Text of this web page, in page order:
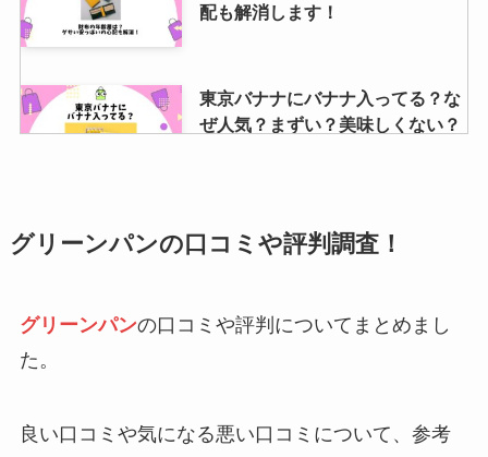
配も解消します！
東京バナナにバナナ入ってる？な
ぜ人気？まずい？美味しくない？
みそきんはなぜ人気？まずい？美
いつ？お得に買う方法
グリーンパンの口コミや評判調査！
グリーンパンの口コミや評判についてまとめまし
た。
良い口コミや気になる悪い口コミについて、参考